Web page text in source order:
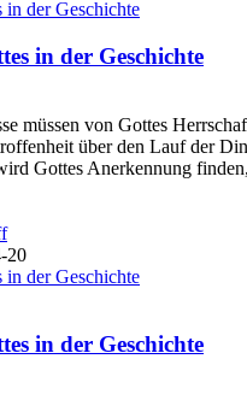
in der Geschichte
müssen von Gottes
über den Lauf der
Gottes Anerkennung
20
in der Geschichte